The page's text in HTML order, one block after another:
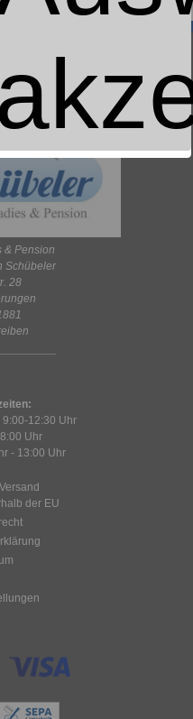
& Pension
Schübeler
28
9:00-12:30 Uhr
Uhr
- 13:00 Uhr
der EU